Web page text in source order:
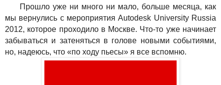
Прошло уже ни много ни мало, больше месяца, как
мы вернулись с мероприятияAutodesk University Russia
2012, которое проходило в Москве. Что-то уже начинает
забываться и затеняться в голове новыми событиями,
но, надеюсь, что «по ходу пьесы» я все вспомню.